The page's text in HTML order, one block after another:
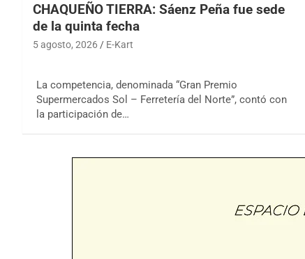
CHAQUEÑO TIERRA: Sáenz Peña fue sede
de la quinta fecha
5 agosto, 2026 E-Kart
La competencia, denominada “Gran Premio
Supermercados Sol – Ferretería del Norte”, contó con
la participación de…